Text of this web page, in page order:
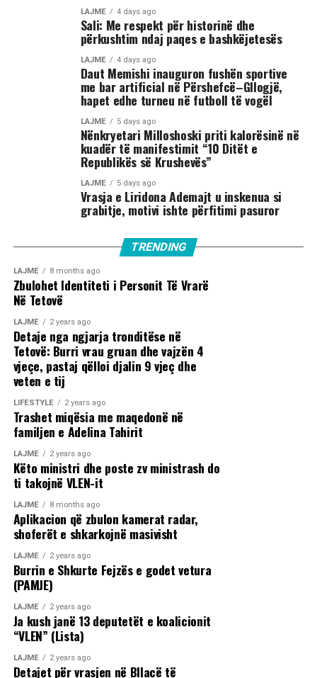
LAJME 4 days ago
Sali: Me respekt për historinë dhe
përkushtim ndaj paqes e bashkëjetesës
LAJME 4 days ago
Daut Memishi inauguron fushën sportive
me bar artificial në Përshefcë–Gllogjë,
hapet edhe turneu në futboll të vogël
LAJME 5 days ago
Nënkryetari Milloshoski priti kalorësinë në
kuadër të manifestimit “10 Ditët e
Republikës së Krushevës”
LAJME 5 days ago
Vrasja e Liridona Ademajt u inskenua si
grabitje, motivi ishte përfitimi pasuror
TRENDING
LAJME 8 months ago
Zbulohet Identiteti i Personit Të Vrarë
Në Tetovë
LAJME 2 years ago
Detaje nga ngjarja tronditëse në
Tetovë: Burri vrau gruan dhe vajzën 4
vjeçe, pastaj qëlloi djalin 9 vjeç dhe
veten e tij
LIFESTYLE 2 years ago
Trashet miqësia me maqedonë në
familjen e Adelina Tahirit
LAJME 2 years ago
Këto ministri dhe poste zv ministrash do
ti takojnë VLEN-it
LAJME 8 months ago
Aplikacion që zbulon kamerat radar,
shoferët e shkarkojnë masivisht
LAJME 2 years ago
Burrin e Shkurte Fejzës e godet vetura
(PAMJE)
LAJME 2 years ago
Ja kush janë 13 deputetët e koalicionit
“VLEN” (Lista)
LAJME 2 years ago
Detajet për vrasjen në Bllacë të